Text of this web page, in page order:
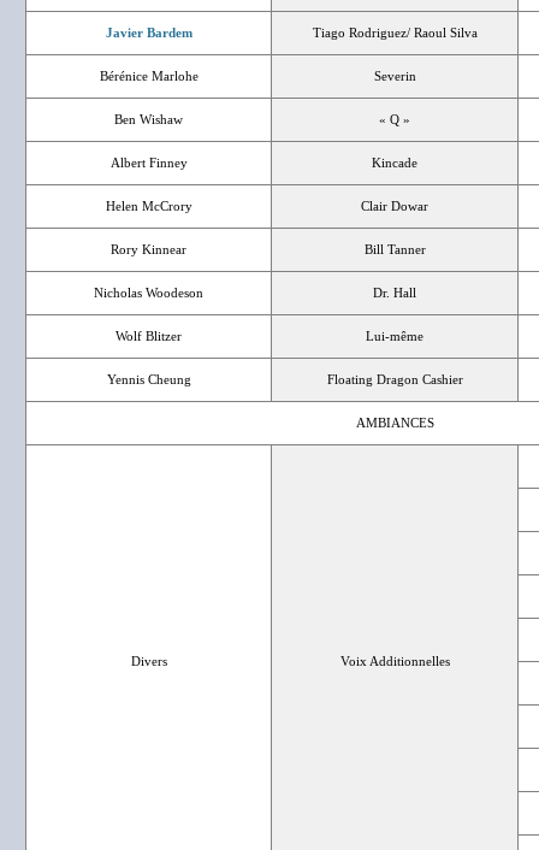
Javier Bardem Tiago Rodriguez/ Raoul Silva
Bérénice Marlohe Severin
Ben Wishaw « Q »
Albert Finney Kincade
Helen McCrory Clair Dowar
Rory Kinnear Bill Tanner
Nicholas Woodeson Dr. Hall
Wolf Blitzer Lui-même
Yennis Cheung Floating Dragon Cashier
AMBIANCES
Divers Voix Additionnelles